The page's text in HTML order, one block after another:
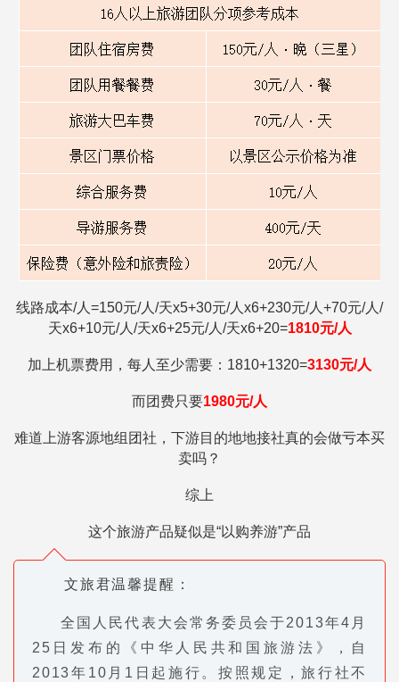
线路成本/人=150元/人/天x5+30元/人x6+230元/人+70元/人/
天x6+10元/人/天x6+25元/人/天x6+20=1810元/人
加上机票费用，每人至少需要：1810+1320=3130元/人
而团费只要1980元/人
难道上游客源地组团社，下游目的地地接社真的会做亏本买
卖吗？
综上
这个旅游产品疑似是“以购养游”产品
文旅君温馨提醒：
全国人民代表大会常务委员会于2013年4月
25日发布的《中华人民共和国旅游法》，自
2013年10月1日起施行。按照规定，旅行社不